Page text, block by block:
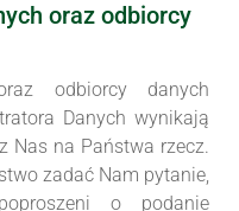
oraz odbiorcy
odbiorcy danych
Danych wynikają
Nas na Państwa rzecz.
zadać Nam pytanie,
o podanie